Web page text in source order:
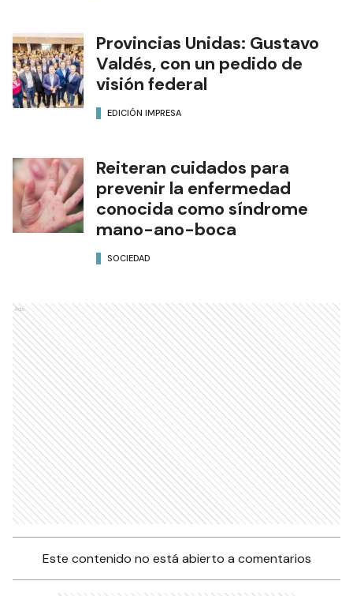
Provincias Unidas: Gustavo
Valdés, con un pedido de
visión federal
EDICIÓN IMPRESA
Reiteran cuidados para
prevenir la enfermedad
conocida como síndrome
mano-ano-boca
SOCIEDAD
Ads
Este contenido no está abierto a comentarios